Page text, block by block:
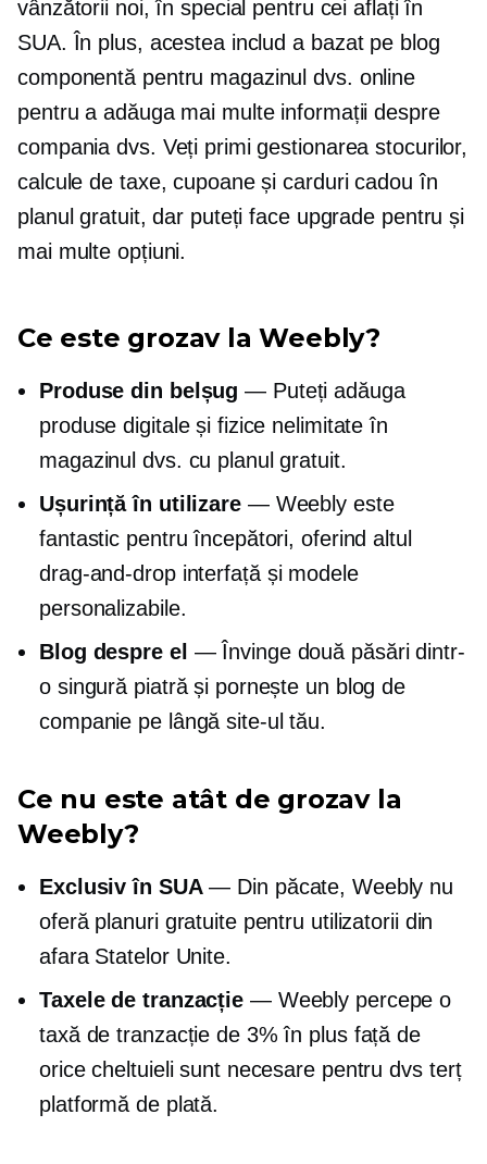
vânzătorii noi, în special pentru cei aflați în
SUA. În plus, acestea includ a bazat pe blog
componentă pentru magazinul dvs. online
pentru a adăuga mai multe informații despre
compania dvs. Veți primi gestionarea stocurilor,
calcule de taxe, cupoane și carduri cadou în
planul gratuit, dar puteți face upgrade pentru și
mai multe opțiuni.
Ce este grozav la Weebly?
Produse din belșug — Puteți adăuga
produse digitale și fizice nelimitate în
magazinul dvs. cu planul gratuit.
Ușurință în utilizare— Weebly este
fantastic pentru începători, oferind altul
drag-and-dropinterfață și modele
personalizabile.
Blog despre el — Învinge două păsări dintr-
o singură piatră și pornește un blog de
companie pe lângă site-ul tău.
Ce nu este atât de grozav la
Weebly?
Exclusiv în SUA— Din păcate, Weebly nu
oferă planuri gratuite pentru utilizatorii din
afara Statelor Unite.
Taxele de tranzacție — Weebly percepe o
taxă de tranzacție de 3% în plus față de
orice cheltuieli sunt necesare pentru dvs terț
platformă de plată.